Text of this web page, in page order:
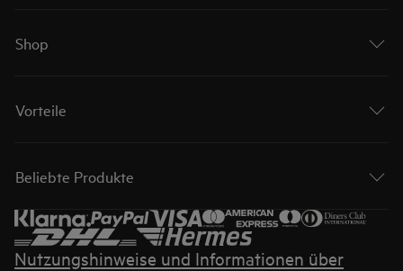
Shop
Vorteile
Beliebte Produkte
Nutzungshinweise und Informationen über